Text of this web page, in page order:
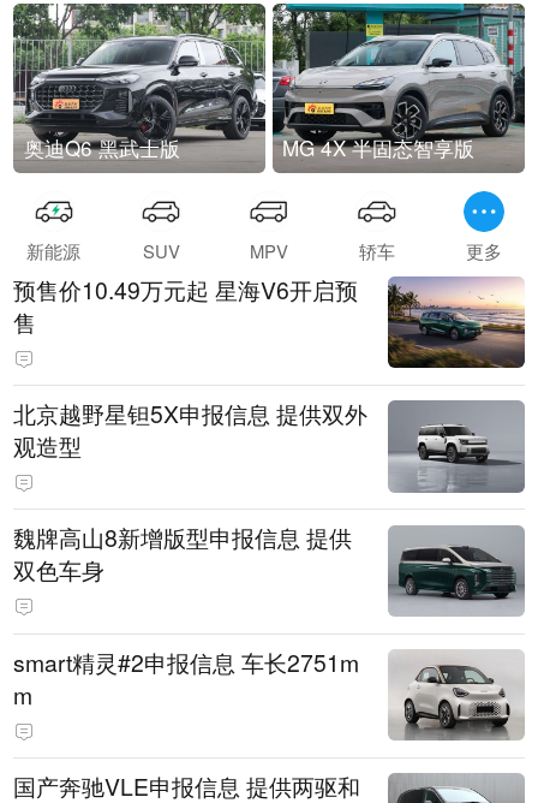
奥迪Q6 黑武士版 MG 4X 半固态智享版
新能源 SUV MPV 轿车 更多
预售价10.49万元起 星海V6开启预
售
北京越野星钽5X申报信息 提供双外
观造型
魏牌高山8新增版型申报信息 提供
双色车身
smart精灵#2申报信息 车长2751m
m
国产奔驰VLE申报信息 提供两驱和